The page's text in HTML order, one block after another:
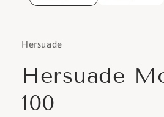
Hersuade
Hersuade
100